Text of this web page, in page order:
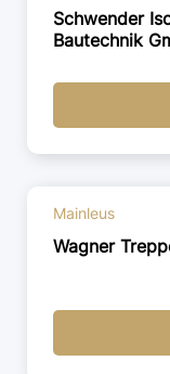
Schwender
Bautechnik
Mainleus
Wagner